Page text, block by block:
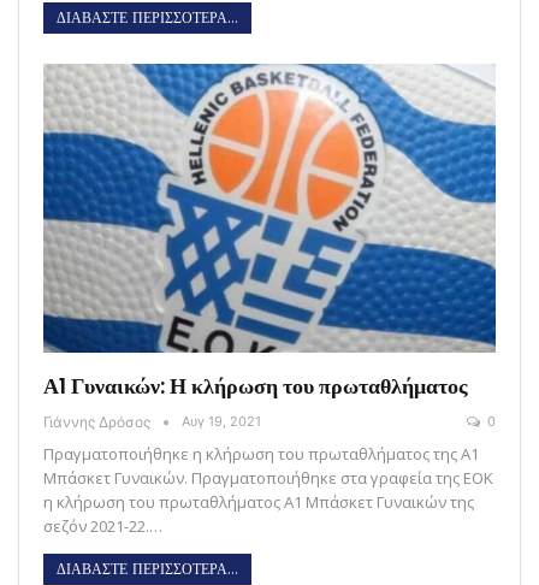
ΔΙΑΒΑΣΤΕ ΠΕΡΙΣΣΟΤΕΡΑ...
Α1 Γυναικών: Η κλήρωση του πρωταθλήματος
Γιάννης Δρόσος Αυγ 19, 2021 0
Πραγματοποιήθηκε η κλήρωση του πρωταθλήματος της Α1
Μπάσκετ Γυναικών. Πραγματοποιήθηκε στα γραφεία της ΕΟΚ
η κλήρωση του πρωταθλήματος Α1 Μπάσκετ Γυναικών της
σεζόν 2021-22.…
ΔΙΑΒΑΣΤΕ ΠΕΡΙΣΣΟΤΕΡΑ...